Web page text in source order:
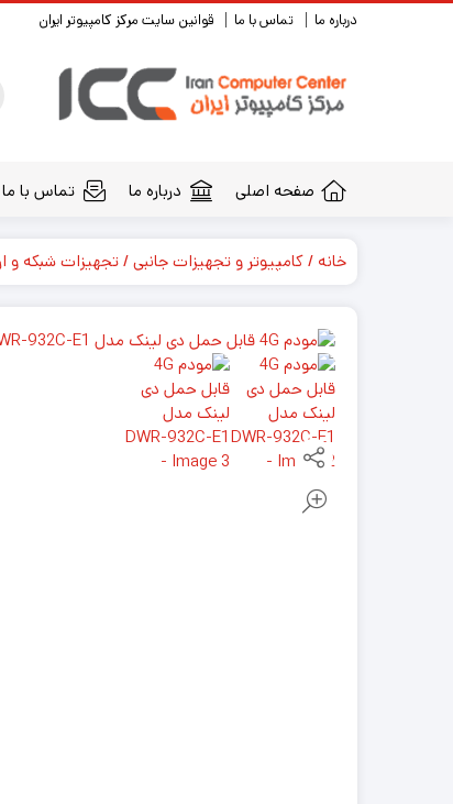
درباره ما تماس با ما قوانین سایت مرکز کامپیوتر ایران
صفحه اصلی درباره ما تماس با ما
خانه کامپیوتر و تجهیزات جانبی تجهیزات شبکه و